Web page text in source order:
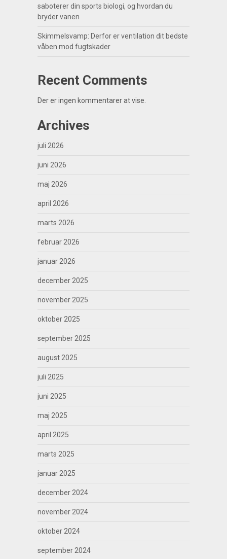
saboterer din sports biologi, og hvordan du
bryder vanen
Skimmelsvamp: Derfor er ventilation dit bedste
våben mod fugtskader
Recent Comments
Der er ingen kommentarer at vise.
Archives
juli 2026
juni 2026
maj 2026
april 2026
marts 2026
februar 2026
januar 2026
december 2025
november 2025
oktober 2025
september 2025
august 2025
juli 2025
juni 2025
maj 2025
april 2025
marts 2025
januar 2025
december 2024
november 2024
oktober 2024
september 2024